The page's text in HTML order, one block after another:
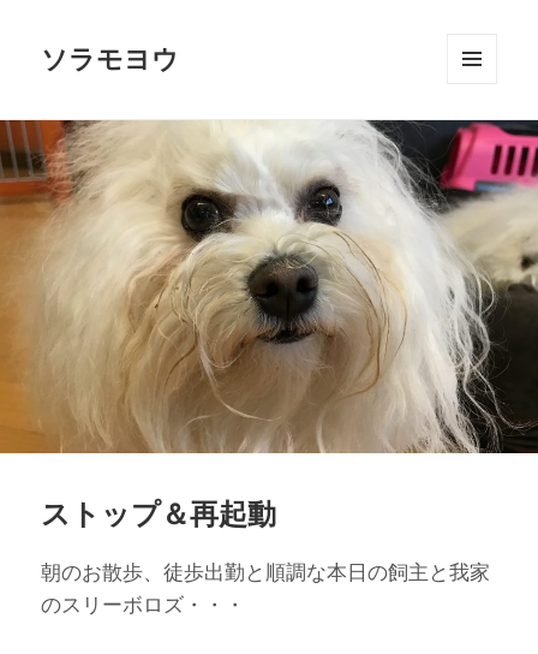
ソラモヨウ
ーとウ
ィジェ
ット
ストップ＆再起動
朝のお散歩、徒歩出勤と順調な本日の飼主と我家
のスリーボロズ・・・